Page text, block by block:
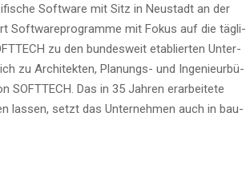
Soft­ware mit Sitz in Neu­stadt an der
Soft­ware­pro­gram­me mit Fokus auf die täg­li­
zu den bun­des­weit eta­blier­ten Unter­
zu Archi­tek­ten, Pla­nungs- und Inge­nieur­bü­
Das in 35 Jah­ren erar­bei­te­te
las­sen, setzt das Unter­neh­men auch in bau­